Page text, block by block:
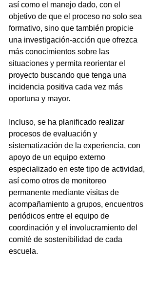
así como el manejo dado, con el
objetivo de que el proceso no solo sea
formativo, sino que también propicie
una investigación-acción que ofrezca
más conocimientos sobre las
situaciones y permita reorientar el
proyecto buscando que tenga una
incidencia positiva cada vez más
oportuna y mayor.
Incluso, se ha planificado realizar
procesos de evaluación y
sistematización de la experiencia, con
apoyo de un equipo externo
especializado en este tipo de actividad,
así como otros de monitoreo
permanente mediante visitas de
acompañamiento a grupos, encuentros
periódicos entre el equipo de
coordinación y el involucramiento del
comité de sostenibilidad de cada
escuela.